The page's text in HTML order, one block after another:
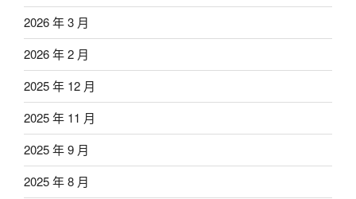
2026 年 3 月
2026 年 2 月
2025 年 12 月
2025 年 11 月
2025 年 9 月
2025 年 8 月